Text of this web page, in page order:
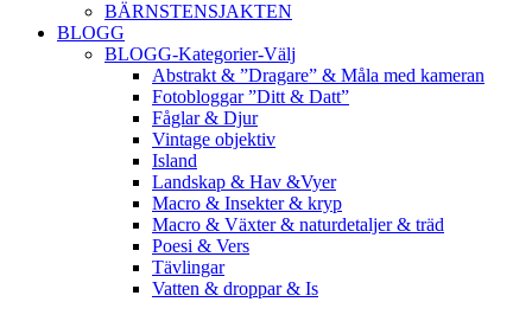
BÄRNSTENSJAKTEN
BLOGG
BLOGG-Kategorier-Välj
Abstrakt & ”Dragare” & Måla med kameran
Fotobloggar ”Ditt & Datt”
Fåglar & Djur
Vintage objektiv
Island
Landskap & Hav &Vyer
Macro & Insekter & kryp
Macro & Växter & naturdetaljer & träd
Poesi & Vers
Tävlingar
Vatten & droppar & Is